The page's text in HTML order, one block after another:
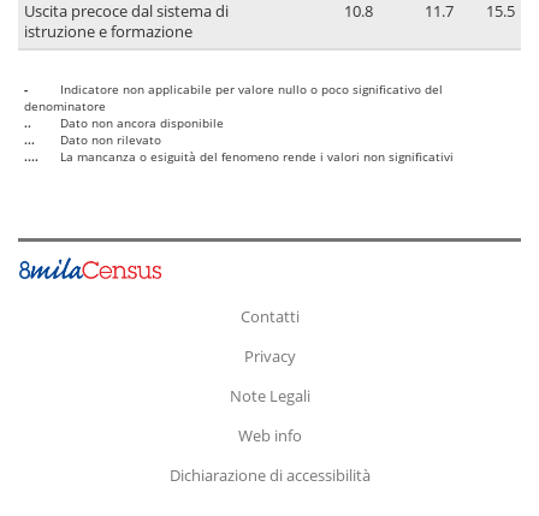
Uscita precoce dal sistema di
istruzione e formazione
10.8 11.7 15.5
-
Indicatore non applicabile per valore nullo o poco significativo del
denominatore
..
Dato non ancora disponibile
...
Dato non rilevato
....
La mancanza o esiguità del fenomeno rende i valori non significativi
Contatti
Privacy
Note Legali
Web info
Dichiarazione di accessibilità